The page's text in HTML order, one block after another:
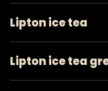
Lipton ice tea
Lipton ice tea